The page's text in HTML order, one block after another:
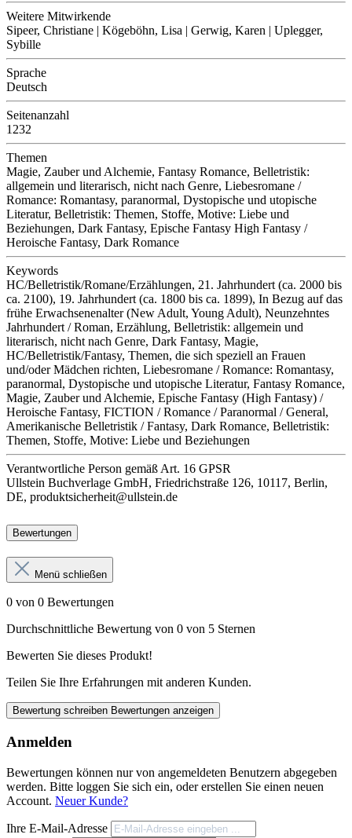
Weitere Mitwirkende
Sipeer, Christiane | Kögeböhn, Lisa | Gerwig, Karen | Uplegger,
Sybille
Sprache
Deutsch
Seitenanzahl
1232
Themen
Magie, Zauber und Alchemie, Fantasy Romance, Belletristik:
allgemein und literarisch, nicht nach Genre, Liebesromane /
Romance: Romantasy, paranormal, Dystopische und utopische
Literatur, Belletristik: Themen, Stoffe, Motive: Liebe und
Beziehungen, Dark Fantasy, Epische Fantasy High Fantasy /
Heroische Fantasy, Dark Romance
Keywords
HC/Belletristik/Romane/Erzählungen, 21. Jahrhundert (ca. 2000 bis
ca. 2100), 19. Jahrhundert (ca. 1800 bis ca. 1899), In Bezug auf das
frühe Erwachsenenalter (New Adult, Young Adult), Neunzehntes
Jahrhundert / Roman, Erzählung, Belletristik: allgemein und
literarisch, nicht nach Genre, Dark Fantasy, Magie,
HC/Belletristik/Fantasy, Themen, die sich speziell an Frauen
und/oder Mädchen richten, Liebesromane / Romance: Romantasy,
paranormal, Dystopische und utopische Literatur, Fantasy Romance,
Magie, Zauber und Alchemie, Epische Fantasy (High Fantasy) /
Heroische Fantasy, FICTION / Romance / Paranormal / General,
Amerikanische Belletristik / Fantasy, Dark Romance, Belletristik:
Themen, Stoffe, Motive: Liebe und Beziehungen
Verantwortliche Person gemäß Art. 16 GPSR
Ullstein Buchverlage GmbH, Friedrichstraße 126, 10117, Berlin,
DE, produktsicherheit@ullstein.de
Bewertungen
Menü schließen
0 von 0 Bewertungen
Durchschnittliche Bewertung von 0 von 5 Sternen
Bewerten Sie dieses Produkt!
Teilen Sie Ihre Erfahrungen mit anderen Kunden.
Bewertung schreiben Bewertungen anzeigen
Anmelden
Bewertungen können nur von angemeldeten Benutzern abgegeben
werden. Bitte loggen Sie sich ein, oder erstellen Sie einen neuen
Account. Neuer Kunde?
Ihre E-Mail-Adresse